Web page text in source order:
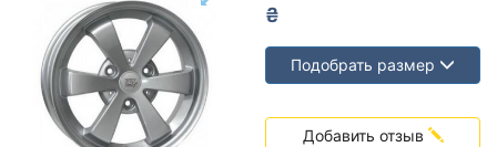
₴
Подобрать размер
Добавить отзыв
Вылет (ET)